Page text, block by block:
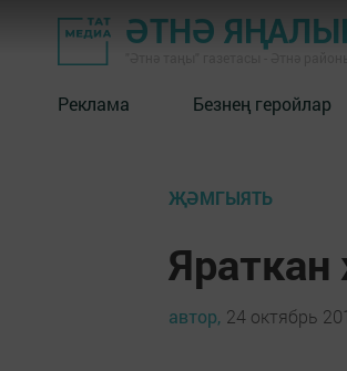
ӘТНӘ
Реклама Безнең геройлар
ҖӘМГЫЯТЬ
автор, 24 октябрь